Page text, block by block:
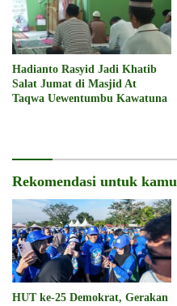
Hadianto Rasyid Jadi Khatib
Salat Jumat di Masjid At
Taqwa Uewentumbu Kawatuna
Rekomendasi untuk kamu
HUT ke-25 Demokrat, Gerakan